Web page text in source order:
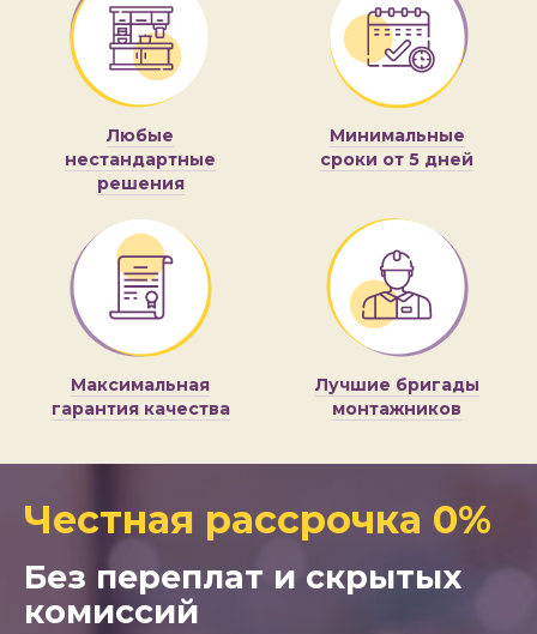
Любые
нестандартные
решения
Минимальные
сроки от 5 дней
Максимальная
гарантия качества
Лучшие бригады
монтажников
Честная рассрочка 0%
Без переплат и скрытых
комиссий